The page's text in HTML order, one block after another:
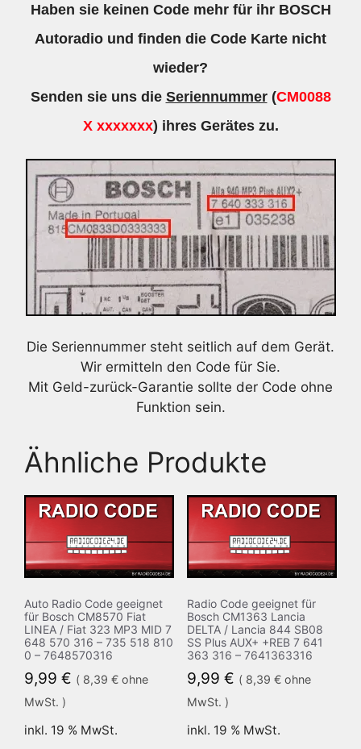
Haben sie keinen Code mehr für ihr BOSCH
Autoradio und finden die Code Karte nicht
wieder?
Senden sie uns die Seriennummer(CM0088
X xxxxxxx) ihres Gerätes zu.
Die Seriennummer steht seitlich auf dem Gerät.
Wir ermitteln den Code für Sie.
Mit Geld-zurück-Garantie sollte der Code ohne
Funktion sein.
Ähnliche Produkte
Auto Radio Code geeignet
für Bosch CM8570 Fiat
LINEA / Fiat 323 MP3 MID 7
648 570 316 – 735 518 810
0 – 7648570316
9,99 € ( 8,39 € ohne
MwSt. )
inkl. 19 % MwSt.
Radio Code geeignet für
Bosch CM1363 Lancia
DELTA / Lancia 844 SB08
SS Plus AUX+ +REB 7 641
363 316 – 7641363316
9,99 € ( 8,39 €ohne
MwSt. )
inkl. 19 % MwSt.